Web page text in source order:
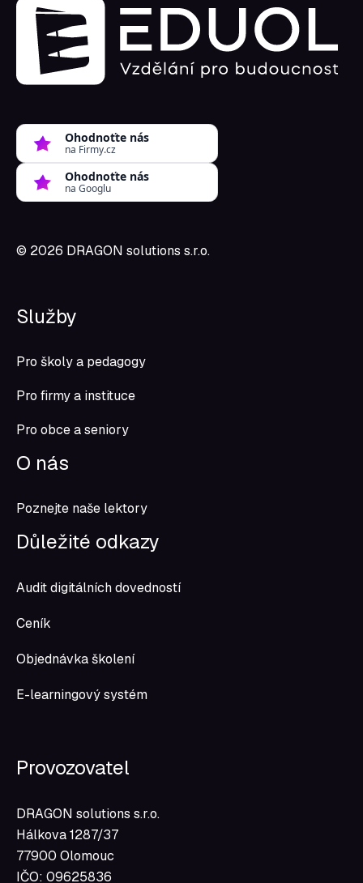
Ohodnoťte nás
na Firmy.cz
Ohodnoťte nás
na Googlu
© 2026 DRAGON solutions s.r.o.
Služby
Pro školy a pedagogy
Pro firmy a instituce
Pro obce a seniory
O nás
Poznejte naše lektory
Důležité odkazy
Audit digitálních dovedností
Ceník
Objednávka školení
E-learningový systém
Provozovatel
DRAGON solutions s.r.o.
Hálkova 1287/37
77900 Olomouc
IČO: 09625836